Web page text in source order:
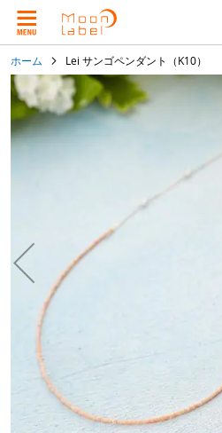
ホーム Lei サンゴペンダント（K10）
イ
メ
ー
ジ
ギ
最
後